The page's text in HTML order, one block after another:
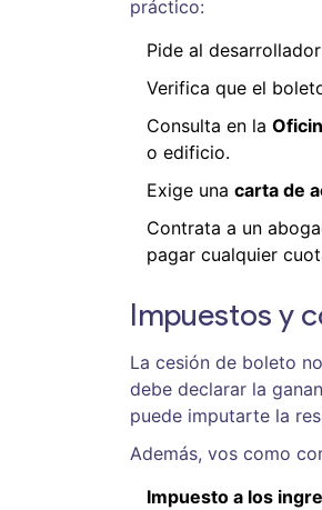
práctico:
Pide al
Verifica que el
Consulta en la
o edificio.
Exige una carta de
Contrata a un
pagar cualquier
Impuestos y
La cesión de boleto
debe declarar la
puede imputarte la
Además, vos como
Impuesto a los